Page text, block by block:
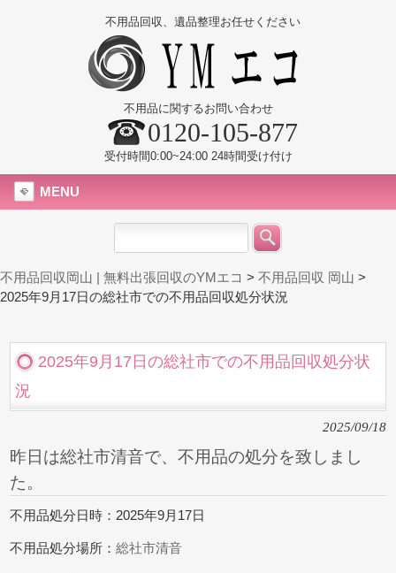
不用品回収、遺品整理お任せください
不用品に関するお問い合わせ
0120-105-877
受付時間0:00~24:00 24時間受け付け
MENU
不用品回収岡山 | 無料出張回収のYMエコ > 不用品回収 岡山 >
2025年9月17日の総社市での不用品回収処分状況
2025年9月17日の総社市での不用品回収処分状
況
2025/09/18
昨日は総社市清音で、不用品の処分を致しまし
た。
不用品処分日時：2025年9月17日
不用品処分場所：総社市清音